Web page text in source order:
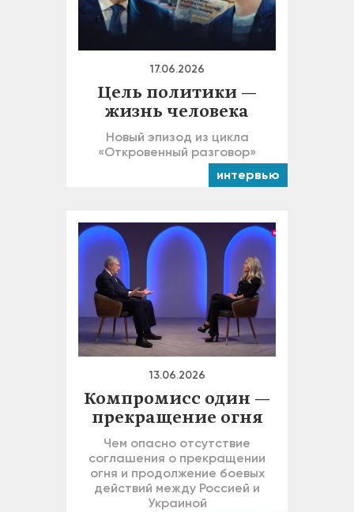
17.06.2026
Цель политики —
жизнь человека
Новый эпизод из цикла
«Откровенный разговор»
интервью
13.06.2026
Компромисс один —
прекращение огня
Чем опасно отсутствие
соглашения о прекращении
огня и продолжение боевых
действий между Россией и
Украиной